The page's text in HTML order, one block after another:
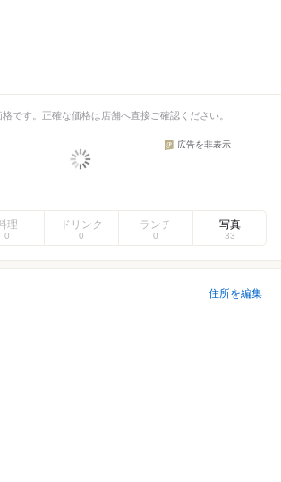
です。正確な価格は店舗へ直接ご確認ください。
広告を非表示
理
0
ドリンク
0
ランチ
0
写真
33
住所を編集